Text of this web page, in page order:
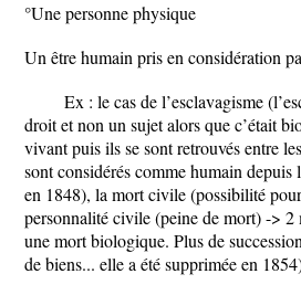
°Une personne physique
Un être humain pris en considération
Ex : le cas de l’esclavagisme
droit et non un sujet alors que c’était
vivant puis ils se sont retrouvés entre
sont considérés comme humain depuis
en 1848), la mort civile (possibilité
personnalité civile (peine de mort) ->
une mort biologique. Plus de
de biens... elle a été supprimée en